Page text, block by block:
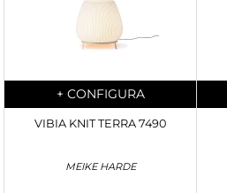
Quantità
+ CONFIGURA
VIBIA KNIT TERRA 7490
MEIKE HARDE